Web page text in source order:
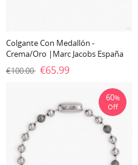
Colgante Con Medallón -
Crema/oro |Marc Jacobs España
€100.00 €65.99
60%
Off